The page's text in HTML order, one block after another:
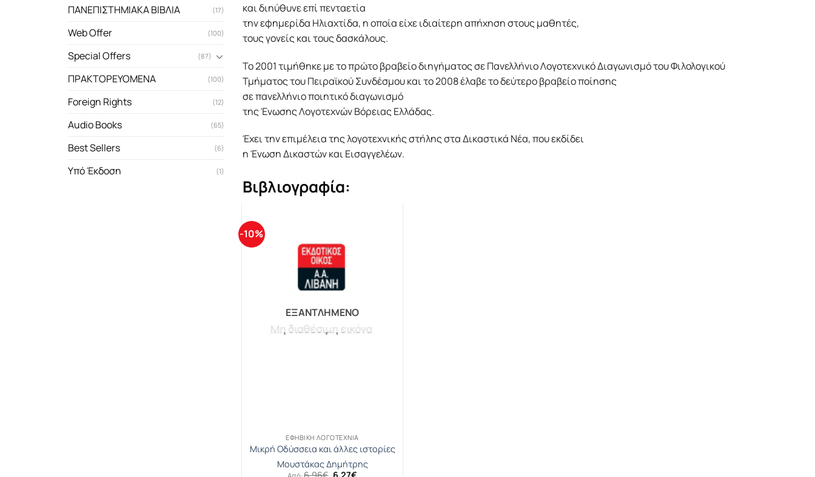
ΠΑΝΕΠΙΣΤΗΜΙΑΚΑ ΒΙΒΛΙΑ (17)
Web Offer (100)
Special Offers (87)
ΠΡΑΚΤΟΡΕΥΟΜΕΝΑ (100)
Foreign Rights (12)
Audio Books (65)
Best Sellers (6)
Υπό Έκδοση (1)
και διηύθυνε επί πενταετία
την εφημερίδα Ηλιαχτίδα, η οποία είχε ιδιαίτερη απήχηση στους μαθητές,
τους γονείς και τους δασκάλους.
Το 2001 τιμήθηκε με το πρώτο βραβείο διηγήματος σε Πανελλήνιο Λογοτεχνικό Διαγωνισμό του Φιλολογικού
Τμήματος του Πειραϊκού Συνδέσμου και το 2008 έλαβε το δεύτερο βραβείο ποίησης
σε πανελλήνιο ποιητικό διαγωνισμό
της Ένωσης Λογοτεχνών Βόρειας Ελλάδας.
Έχει την επιμέλεια της λογοτεχνικής στήλης στα Δικαστικά Νέα, που εκδίδει
η Ένωση Δικαστών και Εισαγγελέων.
Βιβλιογραφία:
-10%
ΕΞΑΝΤΛΗΜΈΝΟ
ΕΦΗΒΙΚΉ ΛΟΓΟΤΕΧΝΊΑ
Μικρή Οδύσσεια και άλλες ιστορίες
Μουστάκας Δημήτρης
OriginalΗ